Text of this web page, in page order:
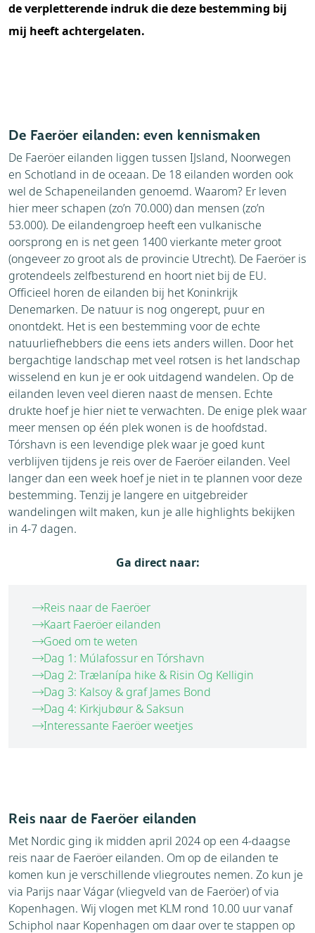
de verpletterende indruk die deze bestemming bij
mij heeft achtergelaten.
De Faeröer eilanden: even kennismaken
De Faeröer eilanden liggen tussen IJsland, Noorwegen
en Schotland in de oceaan. De 18 eilanden worden ook
wel de Schapeneilanden genoemd. Waarom? Er leven
hier meer schapen (zo’n 70.000) dan mensen (zo’n
53.000). De eilandengroep heeft een vulkanische
oorsprong en is net geen 1400 vierkante meter groot
(ongeveer zo groot als de provincie Utrecht). De Faeröer is
grotendeels zelfbesturend en hoort niet bij de EU.
Officieel horen de eilanden bij het Koninkrijk
Denemarken. De natuur is nog ongerept, puur en
onontdekt. Het is een bestemming voor de echte
natuurliefhebbers die eens iets anders willen. Door het
bergachtige landschap met veel rotsen is het landschap
wisselend en kun je er ook uitdagend wandelen. Op de
eilanden leven veel dieren naast de mensen. Echte
drukte hoef je hier niet te verwachten. De enige plek waar
meer mensen op één plek wonen is de hoofdstad.
Tórshavn is een levendige plek waar je goed kunt
verblijven tijdens je reis over de Faeröer eilanden. Veel
langer dan een week hoef je niet in te plannen voor deze
bestemming. Tenzij je langere en uitgebreider
wandelingen wilt maken, kun je alle highlights bekijken
in 4-7 dagen.
Ga direct naar:
Reis naar de Faeröer
Kaart Faeröer eilanden
Goed om te weten
Dag 1: Múlafossur en Tórshavn
Dag 2: Trælanípa hike & Risin Og Kelligin
Dag 3: Kalsoy & graf James Bond
Dag 4: Kirkjubøur & Saksun
Interessante Faeröer weetjes
Reis naar de Faeröer eilanden
Met Nordic ging ik midden april 2024 op een 4-daagse
reis naar de Faeröer eilanden. Om op de eilanden te
komen kun je verschillende vliegroutes nemen. Zo kun je
via Parijs naar Vágar (vliegveld van de Faeröer) of via
Kopenhagen. Wij vlogen met KLM rond 10.00 uur vanaf
Schiphol naar Kopenhagen om daar over te stappen op